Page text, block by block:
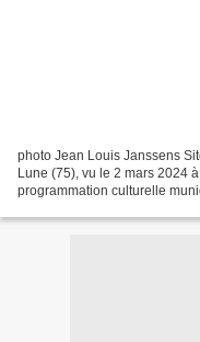
photo Jean Louis Janssens
Lune (75), vu le 2 mars 2024
programmation culturelle